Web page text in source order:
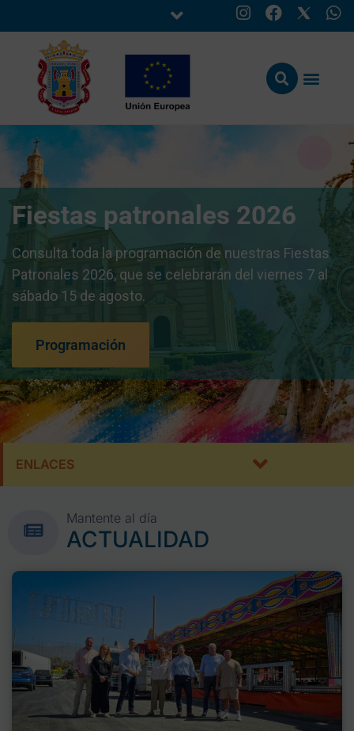
Fiestas patronales 2026
Consulta toda la programación de nuestras Fiestas
Patronales 2026, que se celebrarán del viernes 7 al
sábado 15 de agosto.
Programación
ENLACES
Mantente al día
ACTUALIDAD